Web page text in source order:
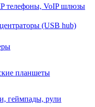
телефоны, VoIP шлюзы
(USB hub)
планшеты
геймпады, рули